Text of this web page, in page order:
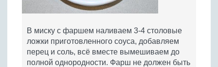
В миску с фаршем наливаем 3-4 столовые
ложки приготовленного соуса, добавляем
перец и соль, всё вместе вымешиваем до
полной однородности. Фарш не должен быть